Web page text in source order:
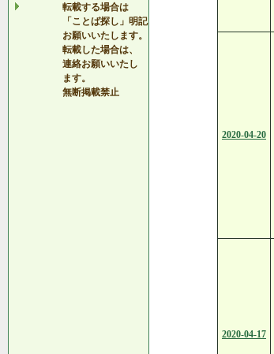
転載する場合は
「ことば探し」明記
お願いいたします。
転載した場合は、
連絡お願いいたし
ます。
無断掲載禁止
2020-04-20
2020-04-17